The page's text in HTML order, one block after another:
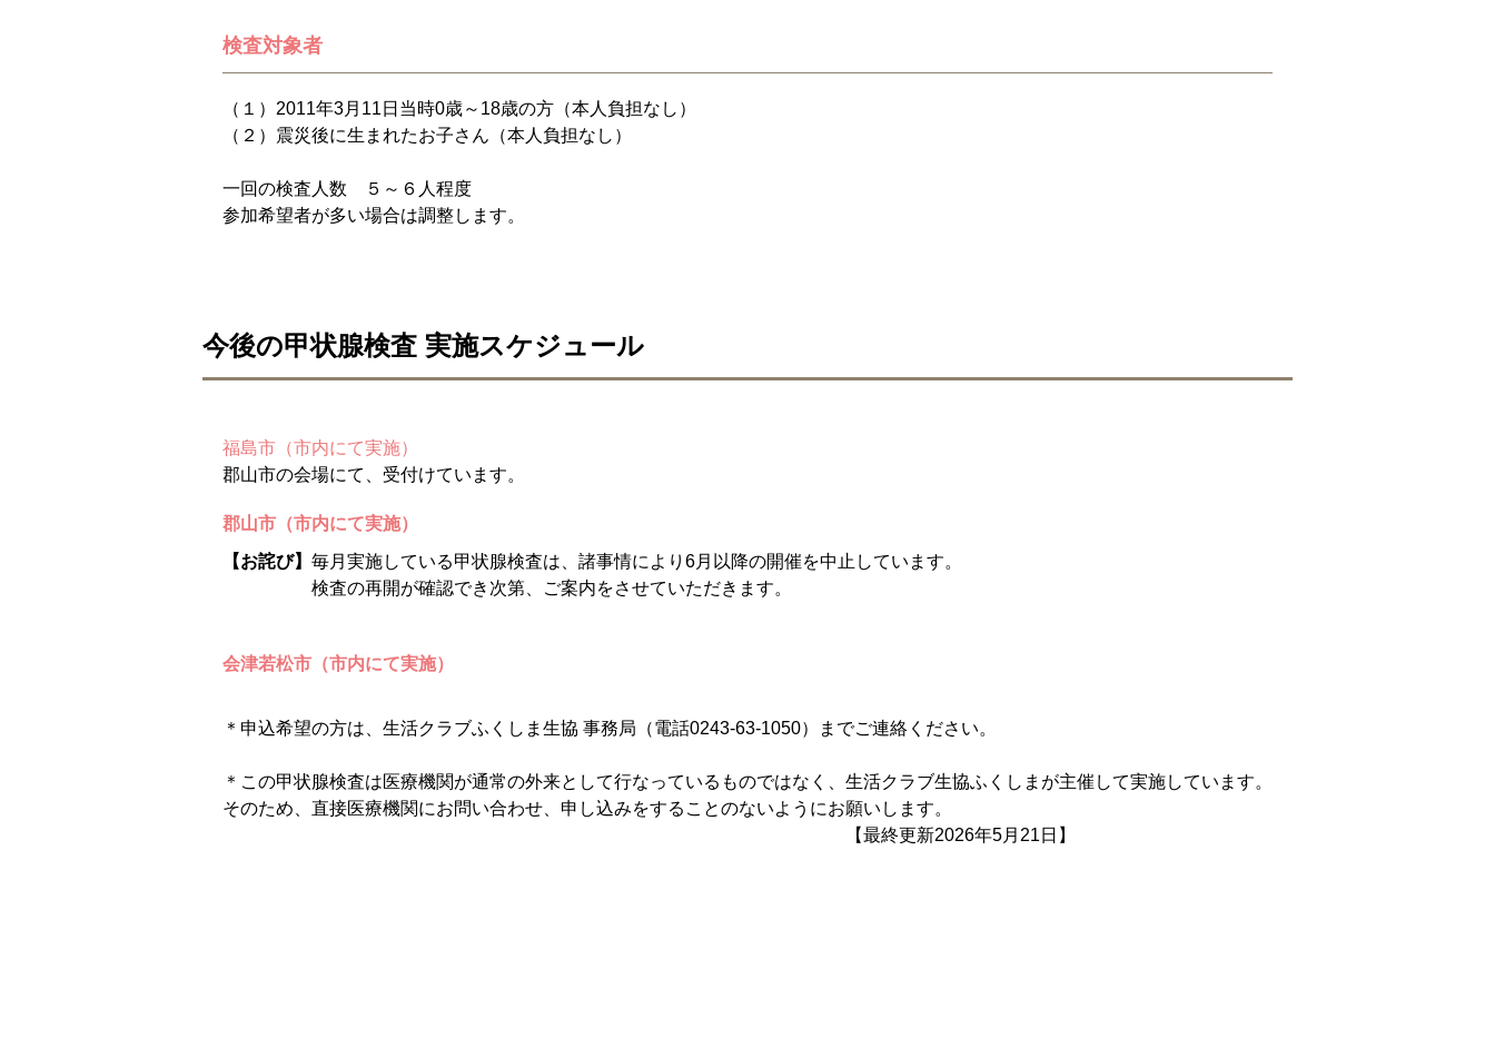
検査対象者
（１）2011年3月11日当時0歳～18歳の方（本人負担なし）
（２）震災後に生まれたお子さん（本人負担なし）
一回の検査人数 ５～６人程度
参加希望者が多い場合は調整します。
今後の甲状腺検査 実施スケジュール
福島市（市内にて実施）
郡山市の会場にて、受付けています。
郡山市（市内にて実施）
【お詫び】 毎月実施している甲状腺検査は、諸事情により6月以降の開催を中止しています。
検査の再開が確認でき次第、ご案内をさせていただきます。
会津若松市（市内にて実施）
＊申込希望の方は、生活クラブふくしま生協 事務局（電話0243-63-1050）までご連絡ください。
＊この甲状腺検査は医療機関が通常の外来として行なっているものではなく、生活クラブ生協ふくしまが主催して実施しています。
そのため、直接医療機関にお問い合わせ、申し込みをすることのないようにお願いします。
【最終更新2026年5月21日】